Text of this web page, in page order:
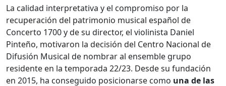
La calidad interpretativa y el compromiso por la
recuperación del patrimonio musical español de
Concerto 1700 y de su director, el violinista Daniel
Pinteño, motivaron la decisión del Centro Nacional de
Difusión Musical de nombrar al ensemble grupo
residente en la temporada 22/23. Desde su fundación
en 2015, ha conseguido posicionarse como una de las